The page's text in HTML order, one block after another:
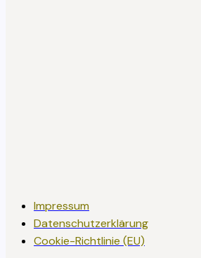
Impressum
Datenschutzerklärung
Cookie-Richtlinie (EU)